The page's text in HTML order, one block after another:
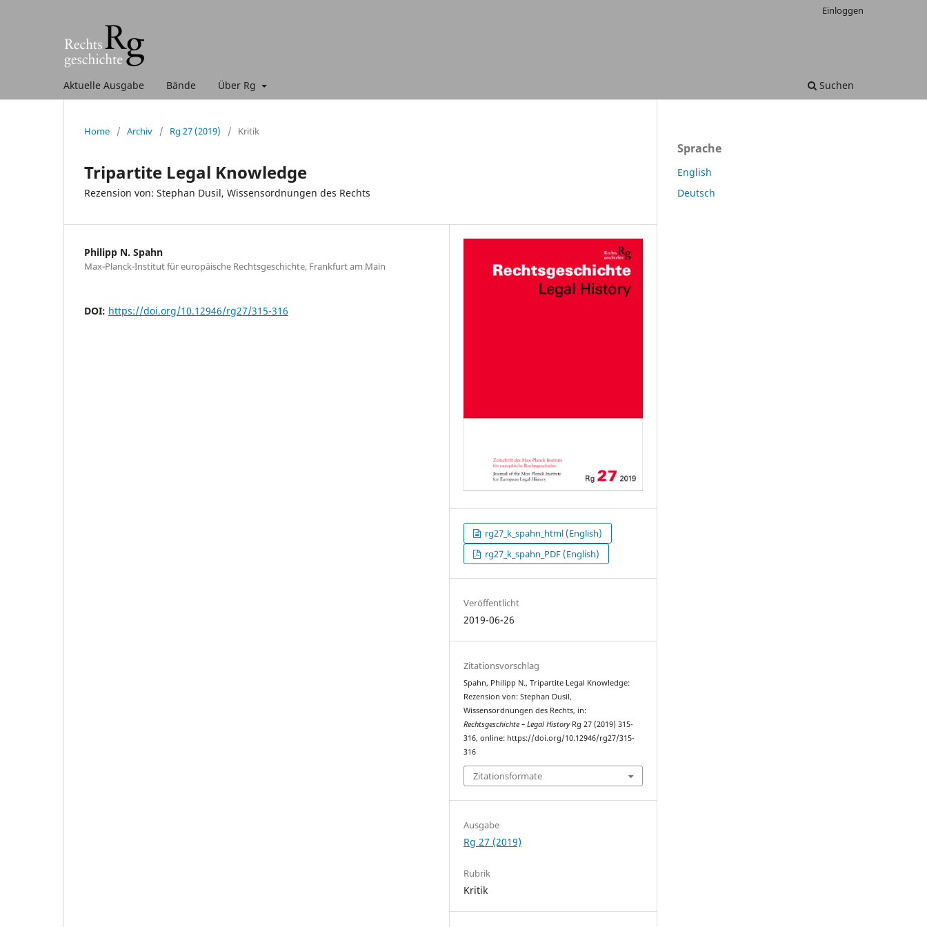
Aktuelle Ausgabe Bände Über Rg Suchen
Einloggen
Home / Archiv / Rg 27 (2019) / Kritik
Tripartite Legal Knowledge
Rezension von: Stephan Dusil, Wissensordnungen des Rechts
Philipp N. Spahn
Max-Planck-Institut für europäische Rechtsgeschichte, Frankfurt am Main
DOI: https://doi.org/10.12946/rg27/315-316
rg27_k_spahn_html (English)
rg27_k_spahn_PDF (English)
Veröffentlicht
2019-06-26
Zitationsvorschlag
Spahn, Philipp N., Tripartite Legal Knowledge:
Rezension von: Stephan Dusil,
Wissensordnungen des Rechts, in:
Rechtsgeschichte – Legal HistoryRg 27 (2019) 315-
316, online: https://doi.org/10.12946/rg27/315-
316
Zitationsformate
Ausgabe
Rg 27 (2019)
Rubrik
Kritik
Sprache
English
Deutsch